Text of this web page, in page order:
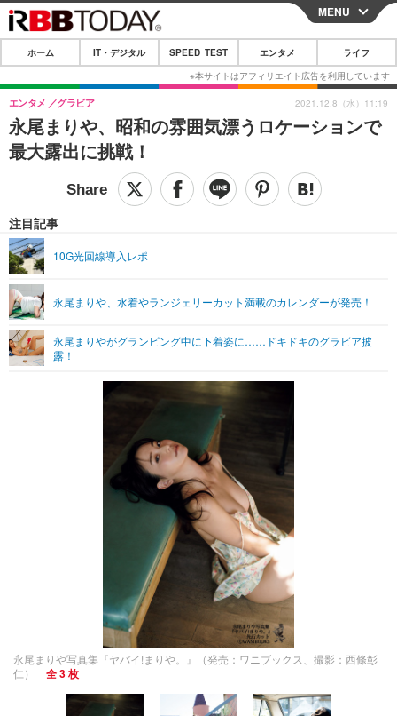
CLOSE
ホーム
IT・デジタル
IT・デジタルTOP スマートフォン
ショッピング その他
SPEED TEST
エンタメTOP 映画・ドラマ
グラビア ブログ
ショッピング その他
ライフTOP
リリース一覧
プッシュ通知の停止方法
MENU
ホーム IT・デジタル SPEED TEST エンタメ ライフ
永尾まりや、昭和の雰囲気漂うロケーションで
最大露出に挑戦！
エンタメ グラビア
注目記事
10G光回線導入レポ
永尾まりや、水着やランジェリーカット満載のカレンダーが発売！
永尾まりやがグランピング中に下着姿に……ドキドキのグラビア披
露！
2021.12.8（水）11:19
永尾まりや写真集『ヤバイ!まりや。』（発売：ワニブックス、撮影：西條彰
仁）
全 3 枚